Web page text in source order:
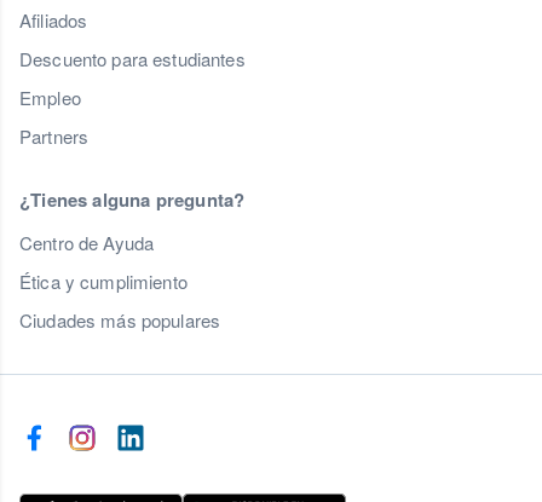
Afiliados
Descuento para estudiantes
Empleo
Partners
¿Tienes alguna pregunta?
Centro de Ayuda
Ética y cumplimiento
Ciudades más populares